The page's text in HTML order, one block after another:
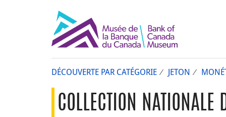
DÉCOUVERTE PAR CATÉGORIE JETON
COLLECTION NATIONALE